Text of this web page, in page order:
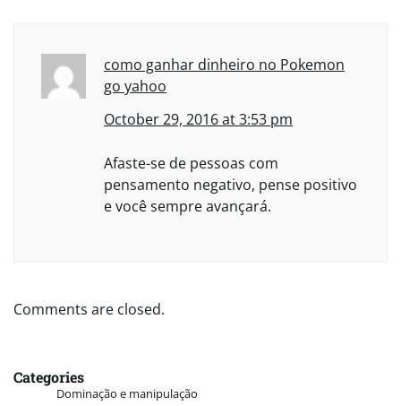
como ganhar dinheiro no Pokemon
go yahoo
October 29, 2016 at 3:53 pm
Afaste-se de pessoas com
pensamento negativo, pense positivo
e você sempre avançará.
Comments are closed.
Categories
Dominação e manipulação